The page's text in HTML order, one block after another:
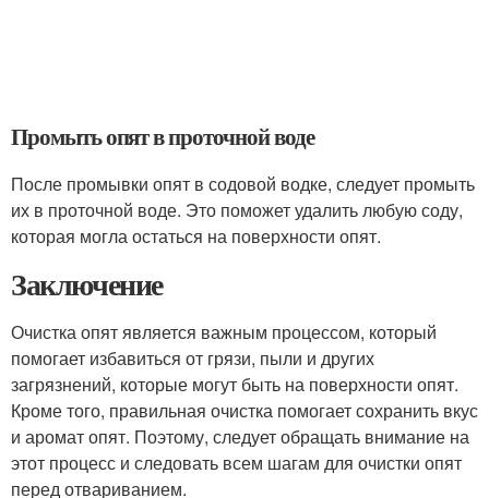
Промыть опят в проточной воде
После промывки опят в содовой водке, следует промыть
их в проточной воде. Это поможет удалить любую соду,
которая могла остаться на поверхности опят.
Заключение
Очистка опят является важным процессом, который
помогает избавиться от грязи, пыли и других
загрязнений, которые могут быть на поверхности опят.
Кроме того, правильная очистка помогает сохранить вкус
и аромат опят. Поэтому, следует обращать внимание на
этот процесс и следовать всем шагам для очистки опят
перед отвариванием.